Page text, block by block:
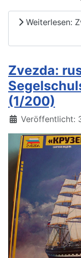
Weiterlesen:
Zvezda:
(1/200)
Details
Veröffentlicht: